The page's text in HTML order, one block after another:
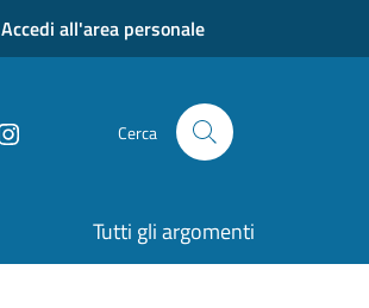
Accedi all'area personale
Cerca
Tutti gli argomenti